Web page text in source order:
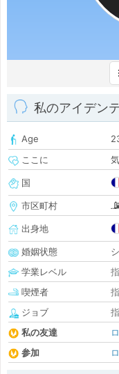
私のアイデン
Age
ここに
国
市区町村
出身地
婚姻状態
学業レベル
喫煙者
ジョブ
私の友達
参加